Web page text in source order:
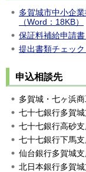
多賀城市中小企
（Word：18KB）
保証料補給申請
提出書類チェッ
申込相談先
多賀城・七ヶ浜
七十七銀行多賀
七十七銀行高砂
七十七銀行下馬
仙台銀行多賀城
北日本銀行多賀